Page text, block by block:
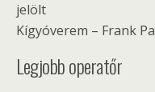
jelölt
Kígyóverem – Frank
Legjobb operatőr